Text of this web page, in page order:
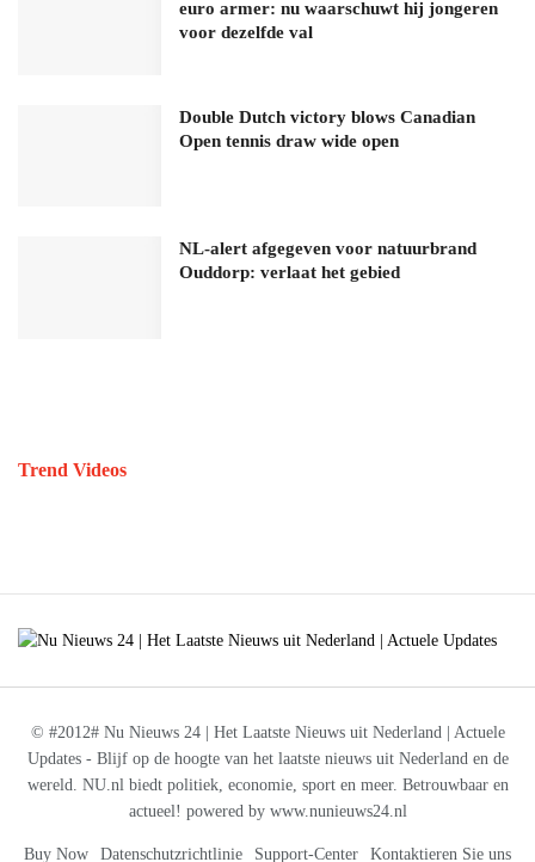
euro armer: nu waarschuwt hij jongeren
voor dezelfde val
Double Dutch victory blows Canadian
Open tennis draw wide open
NL-alert afgegeven voor natuurbrand
Ouddorp: verlaat het gebied
Trend Videos
© #2012# Nu Nieuws 24 | Het Laatste Nieuws uit Nederland | Actuele
Updates - Blijf op de hoogte van het laatste nieuws uit Nederland en de
wereld. NU.nl biedt politiek, economie, sport en meer. Betrouwbaar en
actueel! powered by www.nunieuws24.nl
Buy Now Datenschutzrichtlinie Support-Center Kontaktieren Sie uns